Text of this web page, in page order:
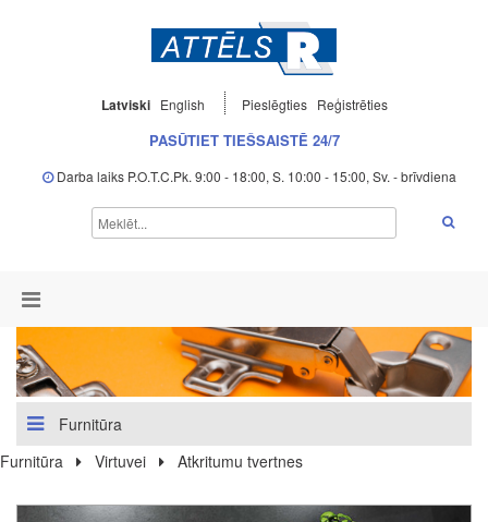
Latviski English Pieslēgties Reģistrēties
PASŪTIET TIEŠSAISTĒ 24/7
Darba laiks P.O.T.C.Pk. 9:00 - 18:00, S. 10:00 - 15:00, Sv. - brīvdiena
Furnitūra
Furnitūra
Virtuvei Atkritumu tvertnes